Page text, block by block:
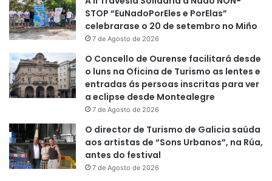
STOP “EuNadoPorEles e PorElas”
celebrarase o 20 de setembro no Miño
7 de Agosto de 2026
O Concello de Ourense facilitará desde
o luns na Oficina de Turismo as lentes e
entradas ás persoas inscritas para ver
a eclipse desde Montealegre
7 de Agosto de 2026
O director de Turismo de Galicia saúda
aos artistas de “Sons Urbanos”, na Rúa,
antes do festival
7 de Agosto de 2026